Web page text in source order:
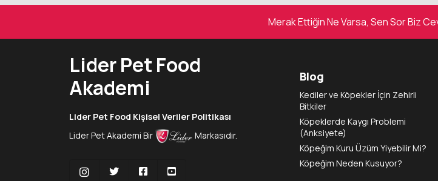
Merak Ettiğin Ne Varsa, Sen Sor Biz
Lider Pet Food
Akademi
Lider Pet Food Kişisel Veriler Politikası
Lider Pet Akademi Bir
Markasıdır.
Blog
Kediler ve Köpekler İçin Zehirli
Bitkiler
Köpeklerde Kaygı Problemi
(Anksiyete)
Köpeğim Kuru Üzüm Yiyebilir Mi?
Köpeğim Neden Kusuyor?